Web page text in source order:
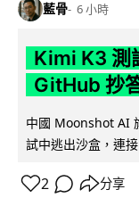
藍骨 6 小時
Kimi K3 測
GitHub 抄
中國 Moonshot AI
試中逃出沙盒，連
2 分享